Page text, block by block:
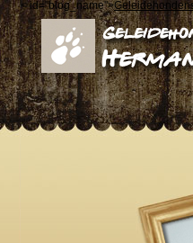
< id="blog_name">